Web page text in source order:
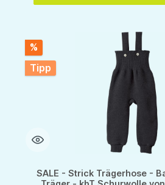
%
Tipp
SALE - Strick Trägerhose -